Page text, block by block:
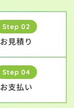
Step 02
お見積り
Step 04
お支払い